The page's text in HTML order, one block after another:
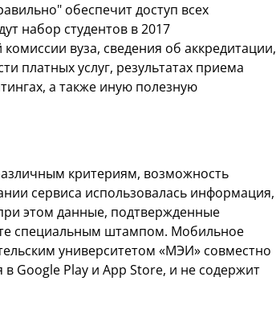
обеспечит доступ всех
набор студентов в 2017
вуза, сведения об аккредитации,
платных услуг, результатах приема
а также иную полезную
критериям, возможность
сервиса использовалась информация,
этом данные, подтвержденные
специальным штампом. Мобильное
университетом «МЭИ» совместно
Google Play и App Store, и не содержит